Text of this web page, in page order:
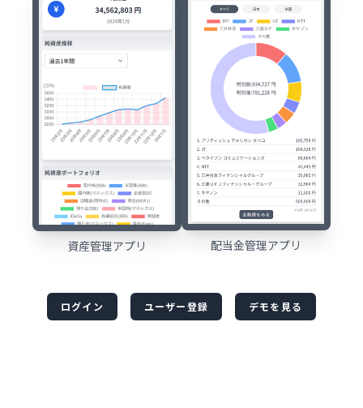
資産管理アプリ 配当金管理アプリ
ログイン ユーザー登録 デモを見る